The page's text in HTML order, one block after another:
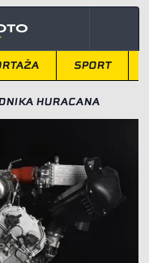
SPORT
HURACANA